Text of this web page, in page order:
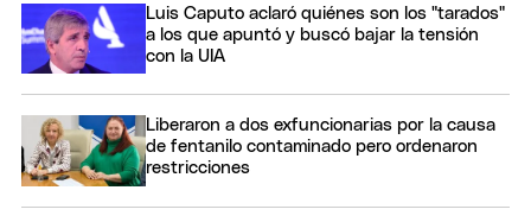
Luis Caputo aclaró quiénes son los "tarados"
a los que apuntó y buscó bajar la tensión
con la UIA
Liberaron a dos exfuncionarias por la causa
de fentanilo contaminado pero ordenaron
restricciones